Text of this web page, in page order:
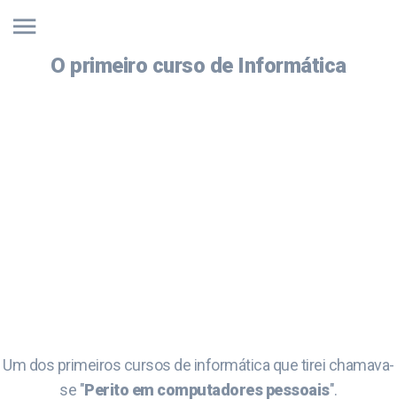
O primeiro curso de Informática
Um dos primeiros cursos de informática que tirei chamava-
se "Perito em computadores pessoais".